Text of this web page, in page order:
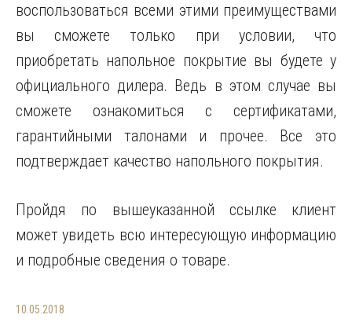
воспользоваться всеми этими преимуществами
вы сможете только при условии, что
приобретать напольное покрытие вы будете у
официального дилера. Ведь в этом случае вы
сможете ознакомиться с сертификатами,
гарантийными талонами и прочее. Все это
подтверждает качество напольного покрытия.
Пройдя по вышеуказанной ссылке клиент
может увидеть всю интересующую информацию
и подробные сведения о товаре.
10.05.2018